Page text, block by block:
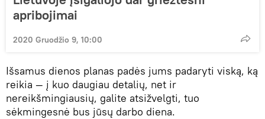
apribojimai
2020 Gruodžio 9, 10:00
Išsamus dienos planas padės jums padaryti viską, ką
reikia — į kuo daugiau detalių, net ir
nereikšmingiausių, galite atsižvelgti, tuo
sėkmingesnė bus jūsų darbo diena.